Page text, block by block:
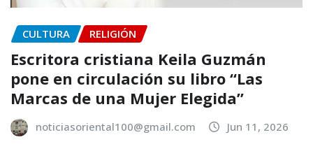
CULTURA RELIGIÓN
Escritora cristiana Keila Guzmán
pone en circulación su libro “Las
Marcas de una Mujer Elegida”
noticiasoriental100@gmail.com Jun 11, 2026